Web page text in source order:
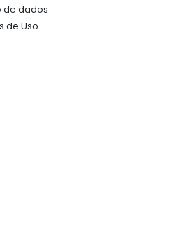
de dados
de Uso